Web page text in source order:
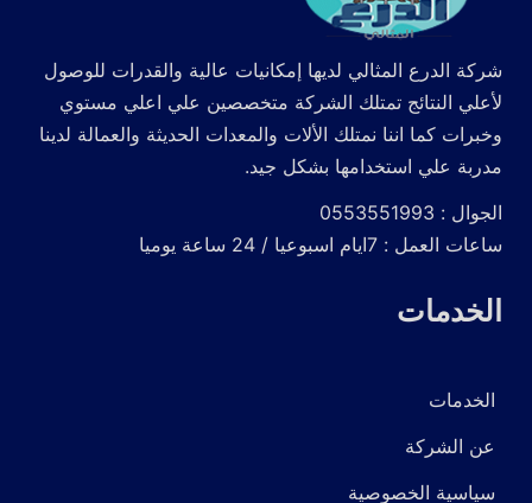
شركة الدرع المثالي لديها إمكانيات عالية والقدرات للوصول
لأعلي النتائج تمتلك الشركة متخصصين علي اعلي مستوي
وخبرات كما اننا نمتلك الألات والمعدات الحديثة والعمالة لدينا
مدربة علي استخدامها بشكل جيد.
الجوال : 0553551993
ساعات العمل : 7ايام اسبوعيا / 24 ساعة يوميا
الخدمات
الخدمات
عن الشركة
سياسية الخصوصية